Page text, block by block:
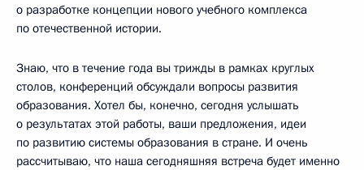
о разработке концепции нового учебного комплекса
по отечественной истории.
Знаю, что в течение года вы трижды в рамках круглых
столов, конференций обсуждали вопросы развития
образования. Хотел бы, конечно, сегодня услышать
о результатах этой работы, ваши предложения, идеи
по развитию системы образования в стране. И очень
рассчитываю, что наша сегодняшняя встреча будет именно